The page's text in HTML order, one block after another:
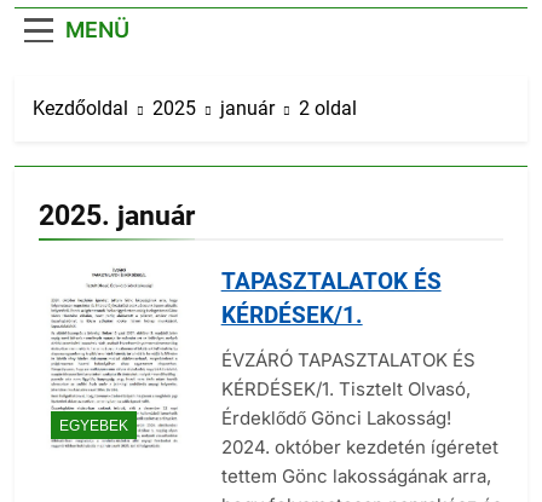
MENÜ
Kezdőoldal 2025 január 2 oldal
2025. január
EGYEBEK
TAPASZTALATOK ÉS
KÉRDÉSEK/1.
ÉVZÁRÓ TAPASZTALATOK ÉS
KÉRDÉSEK/1. Tisztelt Olvasó,
Érdeklődő Gönci Lakosság!
2024. október kezdetén ígéretet
tettem Gönc lakosságának arra,